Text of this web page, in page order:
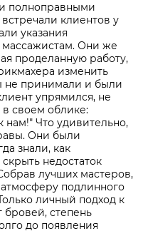
полноправными
клиентов у
указания
массажистам. Они же
проделанную работу,
изменить
не принимали и были
упрямился, не
в своем облике:
Что удивительно,
Они были
знали, как
недостаток
лучших мастеров,
подлинного
личный подход к
бровей, степень
до появления